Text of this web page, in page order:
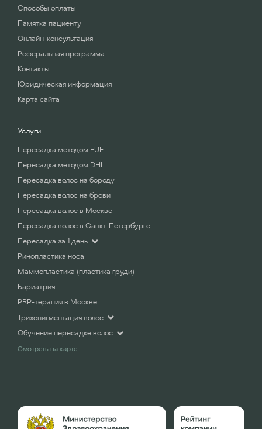
Способы оплаты
Памятка пациенту
Онлайн-консультация
Реферальная программа
Контакты
Юридическая информация
Карта сайта
Услуги
Пересадка методом FUE
Пересадка методом DHI
Пересадка волос на бороду
Пересадка волос на брови
Пересадка волос в Москве
Пересадка волос в Санкт-Петербурге
Пересадка за 1 день
Ринопластика носа
Маммопластика (пластика груди)
Бариатрия
PRP-терапия в Москве
Трихопигментация волос
Обучение пересадке волос
Смотреть на карте